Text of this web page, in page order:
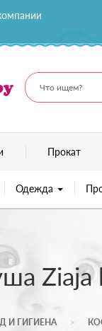
Что ищем?
Прокат
Одежда
И ГИГИЕНА